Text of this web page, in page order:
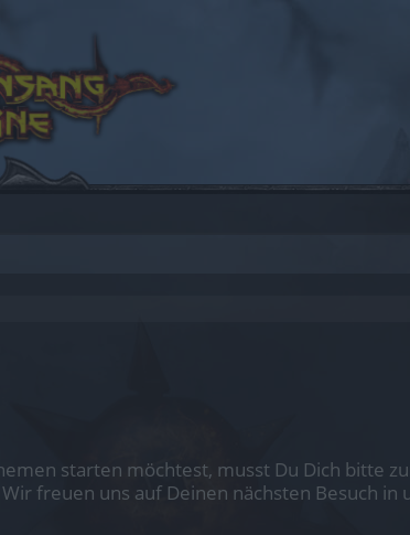
starten möchtest, musst Du Dich bitte
freuen uns auf Deinen nächsten Besuch in